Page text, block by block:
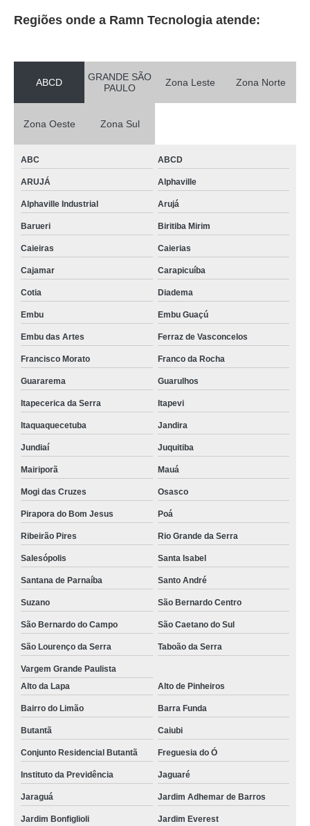
Regiões onde a Ramn Tecnologia atende:
ABCD
GRANDE SÃO
PAULO
Zona Leste Zona Norte
Zona Oeste Zona Sul
ABC ABCD
ARUJÁ Alphaville
Alphaville Industrial Arujá
Barueri Biritiba Mirim
Caieiras Caierias
Cajamar Carapicuíba
Cotia Diadema
Embu Embu Guaçú
Embu das Artes Ferraz de Vasconcelos
Francisco Morato Franco da Rocha
Guararema Guarulhos
Itapecerica da Serra Itapevi
Itaquaquecetuba Jandira
Jundiaí Juquitiba
Mairiporã Mauá
Mogi das Cruzes Osasco
Pirapora do Bom Jesus Poá
Ribeirão Pires Rio Grande da Serra
Salesópolis Santa Isabel
Santana de Parnaíba Santo André
Suzano São Bernardo Centro
São Bernardo do Campo São Caetano do Sul
São Lourenço da Serra Taboão da Serra
Vargem Grande Paulista
Alto da Lapa
Alto de Pinheiros
Bairro do Limão Barra Funda
Butantã Caiubi
Conjunto Residencial Butantã Freguesia do Ó
Instituto da Previdência Jaguaré
Jaraguá Jardim Adhemar de Barros
Jardim Bonfiglioli Jardim Everest